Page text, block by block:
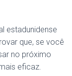
estadunidense
que, se você
no próximo
eficaz.